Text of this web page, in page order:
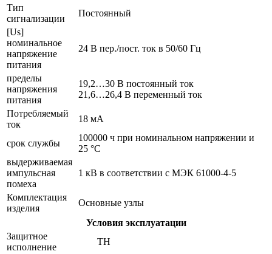
Тип
сигнализации
Постоянный
[Us]
номинальное
напряжение
питания
24 В пер./пост. ток в 50/60 Гц
пределы
напряжения
питания
19,2…30 В постоянный ток
21,6…26,4 В переменный ток
Потребляемый
ток
18 мА
срок службы
100000 ч при номинальном напряжении и
25 °C
выдерживаемая
импульсная
помеха
1 кВ в соответствии с МЭК 61000-4-5
Комплектация
изделия
Основные узлы
Условия эксплуатации
Защитное
исполнение
TH